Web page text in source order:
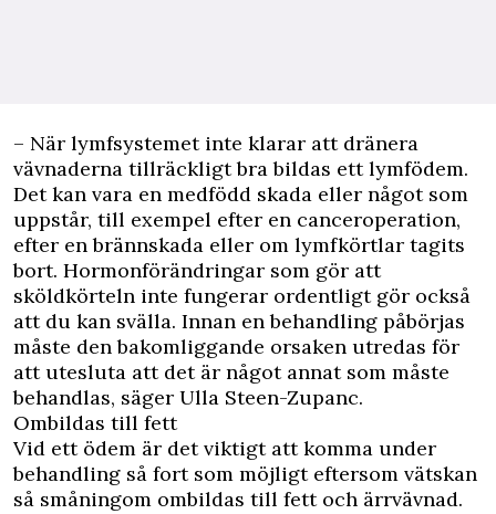
– När lymfsystemet inte klarar att dränera
vävnaderna tillräckligt bra bildas ett lymfödem.
Det kan vara en medfödd skada eller något som
uppstår, till exempel efter en canceroperation,
efter en brännskada eller om lymfkörtlar tagits
bort. Hormonförändringar som gör att
sköldkörteln inte fungerar ordentligt gör också
att du kan svälla. Innan en behandling påbörjas
måste den bakomliggande orsaken utredas för
att utesluta att det är något annat som måste
behandlas, säger Ulla Steen-Zupanc.
Ombildas till fett
Vid ett ödem är det viktigt att komma under
behandling så fort som möjligt eftersom vätskan
så småningom ombildas till fett och ärrvävnad.